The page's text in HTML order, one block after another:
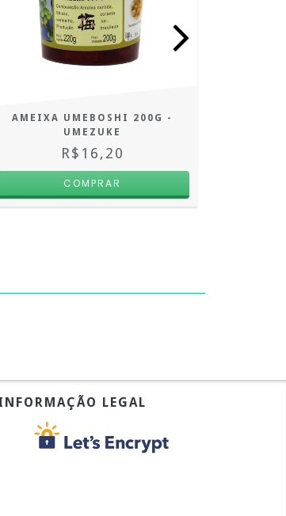
AMEIXA UMEBOSHI 200G -
UMEZUKE
R$16,20
LEGAL